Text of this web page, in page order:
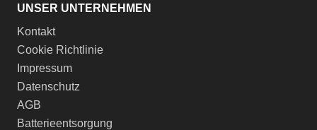
UNSER UNTERNEHMEN
Kontakt
Cookie Richtlinie
Impressum
Datenschutz
AGB
Batterieentsorgung